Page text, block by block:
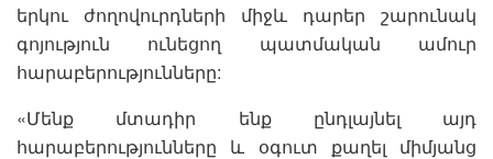
երկու ժողովուրդների միջև դարեր շարունակ
գոյություն ունեցող պատմական ամուր
հարաբերությունները:
«Մենք մտադիր ենք ընդլայնել այդ
հարաբերությունները և օգուտ քաղել միմյանց